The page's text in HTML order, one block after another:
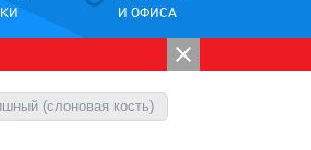
И ОФИСА
(слоновая кость)